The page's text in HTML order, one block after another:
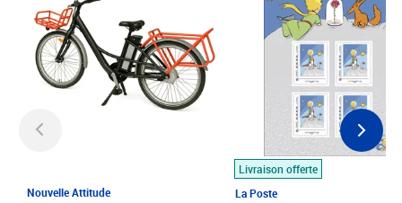
Nouvelle Attitude
Livraison offerte
La Poste